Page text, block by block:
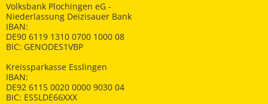
Volksbank Plochingen eG -
Niederlassung Deizisauer Bank
IBAN:
DE90 6119 1310 0700 1000 08
BIC: GENODES1VBP
Kreissparkasse Esslingen
IBAN:
DE92 6115 0020 0000 9030 04
BIC: ESSLDE66XXX